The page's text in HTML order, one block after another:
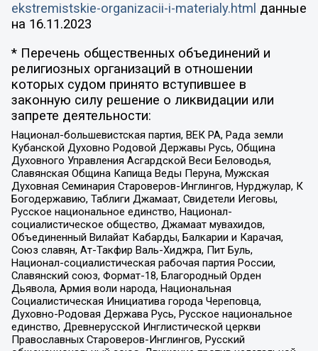
ekstremistskie-organizacii-i-materialy.html данные
на 16.11.2023
* Перечень общественных объединений и
религиозных организаций в отношении
которых судом принято вступившее в
законную силу решение о ликвидации или
запрете деятельности:
Национал-большевистская партия, ВЕК РА, Рада земли
Кубанской Духовно Родовой Державы Русь, Община
Духовного Управления Асгардской Веси Беловодья,
Славянская Община Капища Веды Перуна, Мужская
Духовная Семинария Староверов-Инглингов, Нурджулар, К
Богодержавию, Таблиги Джамаат, Свидетели Иеговы,
Русское национальное единство, Национал-
социалистическое общество, Джамаат мувахидов,
Объединенный Вилайат Кабарды, Балкарии и Карачая,
Союз славян, Ат-Такфир Валь-Хиджра, Пит Буль,
Национал-социалистическая рабочая партия России,
Славянский союз, Формат-18, Благородный Орден
Дьявола, Армия воли народа, Национальная
Социалистическая Инициатива города Череповца,
Духовно-Родовая Держава Русь, Русское национальное
единство, Древнерусской Инглистической церкви
Православных Староверов-Инглингов, Русский